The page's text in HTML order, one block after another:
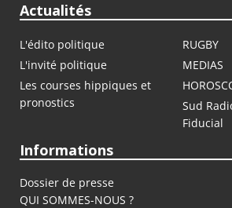
Actualités
L'édito politique
RUGBY
L'invité politique
MEDIAS
Les courses hippiques et
pronostics
Sud
Fiducial
Informations
Dossier de presse
QUI SOMMES-NOUS ?